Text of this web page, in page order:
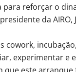
para reforçar o
da AIRO,
cowork,
experimentar e